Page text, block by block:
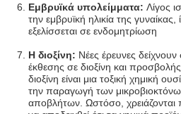
Εμβρυϊκά υπολείμματα: Λίγος
την εμβρυϊκή ηλικία της
εξελίσσεται σε ενδομητρίωση
Η διοξίνη: Νέες έρευνες
έκθεσης σε διοξίνη και
διοξίνη είναι μια τοξική χημική
την παραγωγή των
αποβλήτων. Ωστόσο, χρειάζονται